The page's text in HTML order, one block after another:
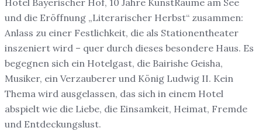
Hotel Bayerischer Hof, 10 Jahre KunstRäume am See
und die Eröffnung „Literarischer Herbst“ zusammen:
Anlass zu einer Festlichkeit, die als Stationentheater
inszeniert wird – quer durch dieses besondere Haus. Es
begegnen sich ein Hotelgast, die Bairishe Geisha,
Musiker, ein Verzauberer und König Ludwig II. Kein
Thema wird ausgelassen, das sich in einem Hotel
abspielt wie die Liebe, die Einsamkeit, Heimat, Fremde
und Entdeckungslust.